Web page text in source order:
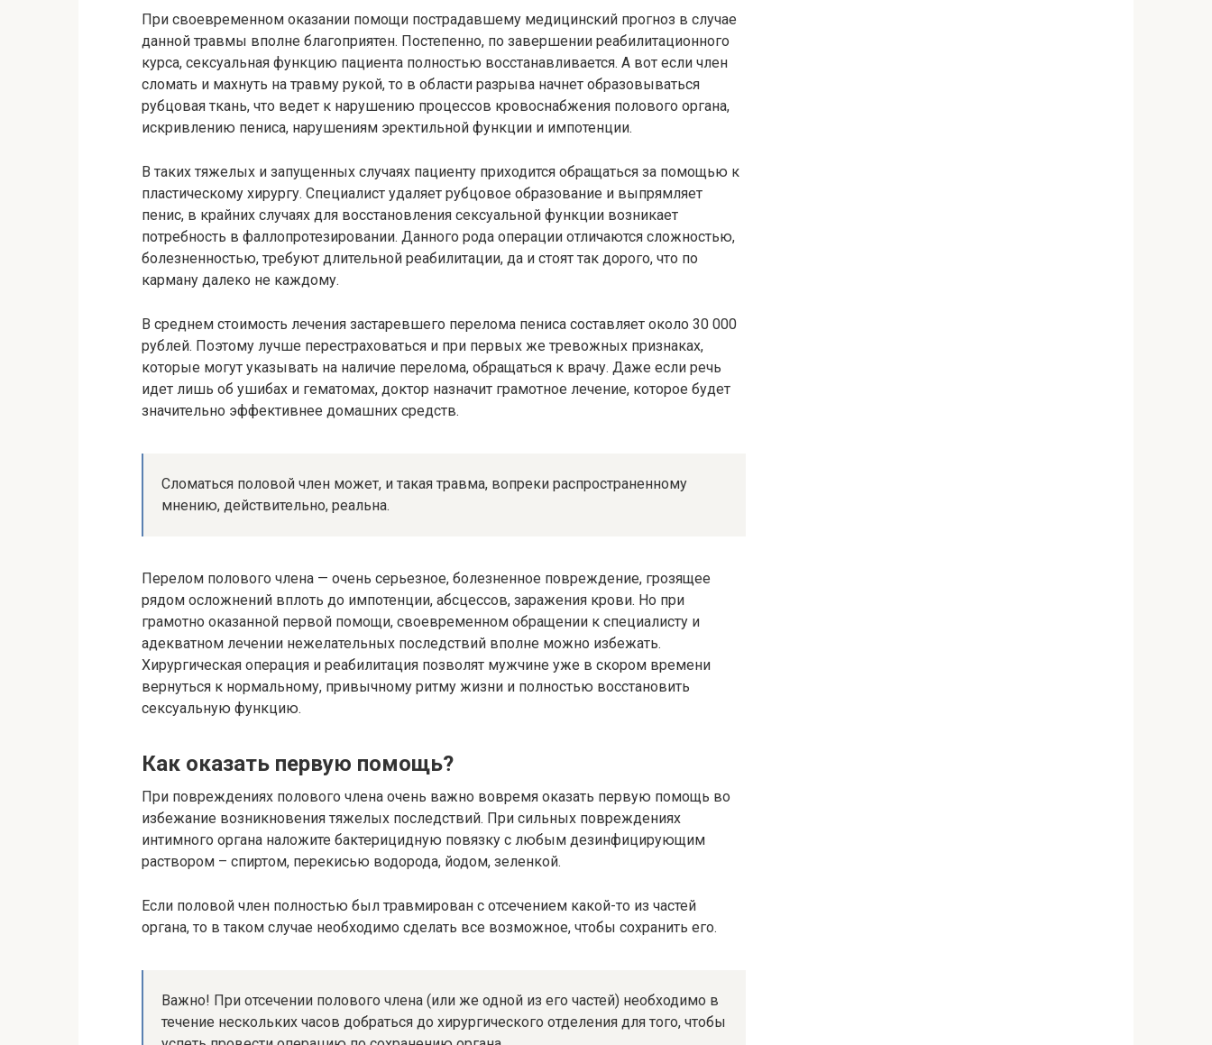
При своевременном оказании помощи пострадавшему медицинский прогноз в случае
данной травмы вполне благоприятен. Постепенно, по завершении реабилитационного
курса, сексуальная функцию пациента полностью восстанавливается. А вот если член
сломать и махнуть на травму рукой, то в области разрыва начнет образовываться
рубцовая ткань, что ведет к нарушению процессов кровоснабжения полового органа,
искривлению пениса, нарушениям эректильной функции и импотенции.
В таких тяжелых и запущенных случаях пациенту приходится обращаться за помощью к
пластическому хирургу. Специалист удаляет рубцовое образование и выпрямляет
пенис, в крайних случаях для восстановления сексуальной функции возникает
потребность в фаллопротезировании. Данного рода операции отличаются сложностью,
болезненностью, требуют длительной реабилитации, да и стоят так дорого, что по
карману далеко не каждому.
В среднем стоимость лечения застаревшего перелома пениса составляет около 30 000
рублей. Поэтому лучше перестраховаться и при первых же тревожных признаках,
которые могут указывать на наличие перелома, обращаться к врачу. Даже если речь
идет лишь об ушибах и гематомах, доктор назначит грамотное лечение, которое будет
значительно эффективнее домашних средств.
Сломаться половой член может, и такая травма, вопреки распространенному
мнению, действительно, реальна.
Перелом полового члена — очень серьезное, болезненное повреждение, грозящее
рядом осложнений вплоть до импотенции, абсцессов, заражения крови. Но при
грамотно оказанной первой помощи, своевременном обращении к специалисту и
адекватном лечении нежелательных последствий вполне можно избежать.
Хирургическая операция и реабилитация позволят мужчине уже в скором времени
вернуться к нормальному, привычному ритму жизни и полностью восстановить
сексуальную функцию.
Как оказать первую помощь?
При повреждениях полового члена очень важно вовремя оказать первую помощь во
избежание возникновения тяжелых последствий. При сильных повреждениях
интимного органа наложите бактерицидную повязку с любым дезинфицирующим
раствором – спиртом, перекисью водорода, йодом, зеленкой.
Если половой член полностью был травмирован с отсечением какой-то из частей
органа, то в таком случае необходимо сделать все возможное, чтобы сохранить его.
Важно! При отсечении полового члена (или же одной из его частей) необходимо в
течение нескольких часов добраться до хирургического отделения для того, чтобы